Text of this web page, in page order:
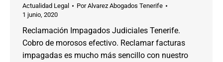
Actualidad Legal PorAlvarez Abogados Tenerife
1 junio, 2020
Reclamación Impagados Judiciales Tenerife.
Cobro de morosos efectivo. Reclamar facturas
impagadas es mucho más sencillo con nuestro